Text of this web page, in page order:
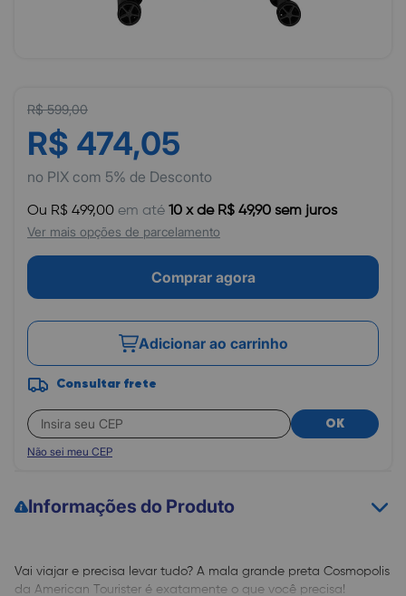
R$ 599,00
R$ 474,05
no PIX com 5% de Desconto
Ou R$ 499,00 em até 10 x de R$ 49,90 sem juros
Ver mais opções de parcelamento
Comprar agora
Adicionar ao carrinho
Consultar frete
OK
Não sei meu CEP
Informações do Produto
Vai viajar e precisa levar tudo? A mala grande preta Cosmopolis
da American Tourister é exatamente o que você precisa!